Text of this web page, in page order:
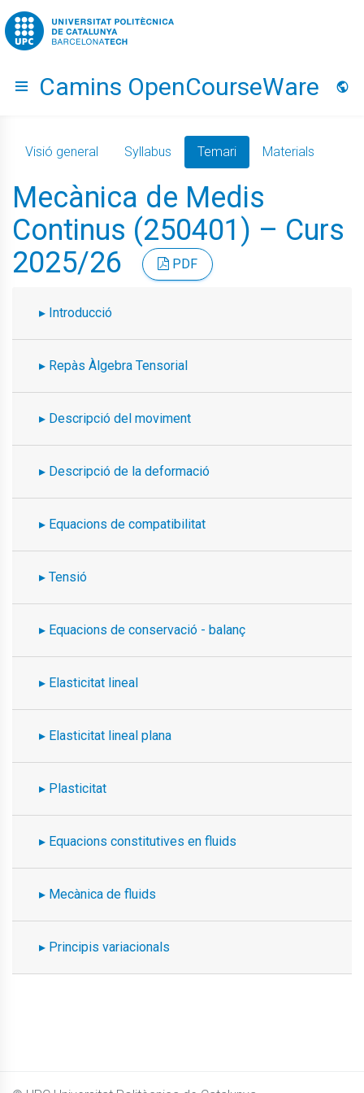
Go to upc.edu
Hide menu
Camins OpenCourseWare
Visió general Syllabus Temari Materials
Mecànica de Medis
Continus (250401) – Curs
2025/26
PDF
Introducció
Repàs Àlgebra Tensorial
Descripció del moviment
Descripció de la deformació
Equacions de compatibilitat
Tensió
Equacions de conservació - balanç
Elasticitat lineal
Elasticitat lineal plana
Plasticitat
Equacions constitutives en fluids
Mecànica de fluids
Principis variacionals